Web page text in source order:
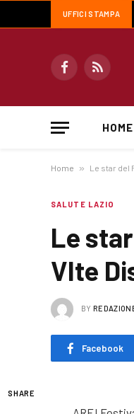
UFFICI STAMPA
FacebookRSS
HOME
Home » Le star del
SALUTE LAZIO
Le
VIte
BY
Facebook
SHARE